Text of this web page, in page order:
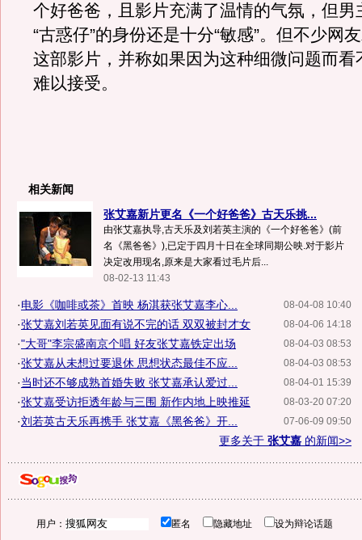
个好爸爸，且影片充满了温情的气氛，但男
“古惑仔”的身份还是十分“敏感”。但不少网
这部影片，并称如果因为这种细微问题而看
难以接受。
相关新闻
张艾嘉新片更名《一个好爸爸》古天乐挑...
由张艾嘉执导,古天乐及刘若英主演的《一个好爸爸》(前
名《黑爸爸》),已定于四月十日在全球同期公映.对于影片
决定改用现名,原来是大家看过毛片后...
08-02-13 11:43
08-04-08 10:40
·电影《咖啡或茶》首映 杨淇获张艾嘉李心...
08-04-06 14:18
·张艾嘉刘若英见面有说不完的话 双双被封才女
08-04-03 08:53
·"大哥"李宗盛南京个唱 好友张艾嘉铁定出场
08-04-03 08:53
·张艾嘉从未想过要退休 思想状态最佳不应...
08-04-01 15:39
·当时还不够成熟首婚失败 张艾嘉承认爱过...
08-03-20 07:20
·张艾嘉受访拒透年龄与三围 新作内地上映推延
07-06-09 09:50
·刘若英古天乐再携手 张艾嘉《黑爸爸》开...
更多关于 张艾嘉 的新闻>>
用户： 匿名 隐藏地址 设为辩论话题